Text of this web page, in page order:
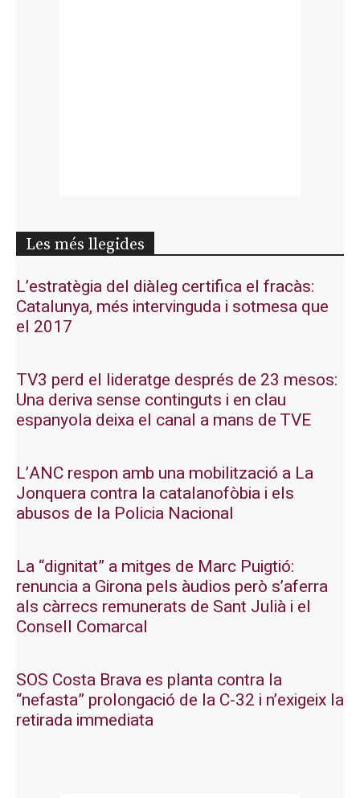
Les més llegides
L’estratègia del diàleg certifica el fracàs:
Catalunya, més intervinguda i sotmesa que
el 2017
TV3 perd el lideratge després de 23 mesos:
Una deriva sense continguts i en clau
espanyola deixa el canal a mans de TVE
L’ANC respon amb una mobilització a La
Jonquera contra la catalanofòbia i els
abusos de la Policia Nacional
La “dignitat” a mitges de Marc Puigtió:
renuncia a Girona pels àudios però s’aferra
als càrrecs remunerats de Sant Julià i el
Consell Comarcal
SOS Costa Brava es planta contra la
“nefasta” prolongació de la C-32 i n’exigeix la
retirada immediata